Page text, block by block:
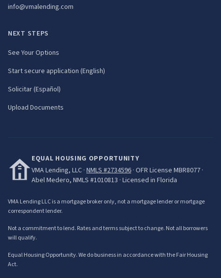
info@vmalending.com
NEXT STEPS
See Your Options
Start secure application (English)
Solicitar (Español)
Upload Documents
EQUAL HOUSING OPPORTUNITY
VMA Lending, LLC · NMLS #2734596 · OFR License MBR8077 ·
Abel Medero, NMLS #1010813 · Licensed in Florida
VMA Lending LLC is a mortgage broker only, not a mortgage lender or mortgage
correspondent lender.
Not a commitment to lend. Rates and terms subject to change. Not all borrowers
will qualify.
Equal Housing Opportunity. We do business in accordance with the Fair Housing
Act.